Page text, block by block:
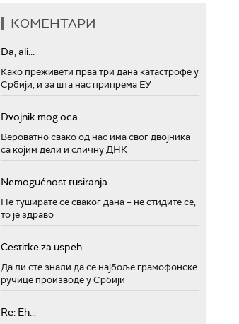
КОМЕНТАРИ
Da, ali...
Како преживети прва три дана катастрофе у
Србији, и за шта нас припрема ЕУ
Dvojnik mog oca
Вероватно свако од нас има свог двојника
са којим дели и сличну ДНК
Nemogućnost tusiranja
Не туширате се сваког дана – не стидите се,
то је здраво
Cestitke za uspeh
Да ли сте знали да се најбоље грамофонске
ручице производе у Србији
Re: Eh...